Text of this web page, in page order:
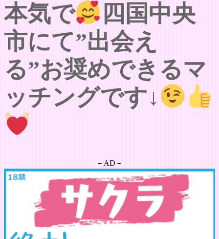
本気で
四国中央
市にて”出会え
る”お奨めできるマ
ッチングです↓
－AD－